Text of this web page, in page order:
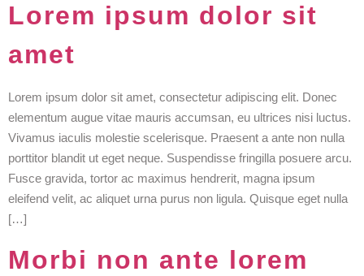
Lorem ipsum dolor sit
amet
Lorem ipsum dolor sit amet, consectetur adipiscing elit. Donec
elementum augue vitae mauris accumsan, eu ultrices nisi luctus.
Vivamus iaculis molestie scelerisque. Praesent a ante non nulla
porttitor blandit ut eget neque. Suspendisse fringilla posuere arcu.
Fusce gravida, tortor ac maximus hendrerit, magna ipsum
eleifend velit, ac aliquet urna purus non ligula. Quisque eget nulla
[…]
Morbi non ante lorem